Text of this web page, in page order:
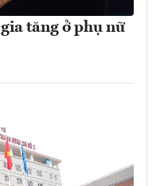
tăng ở phụ nữ